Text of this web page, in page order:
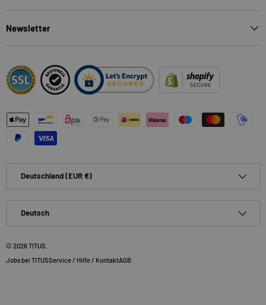
Newsletter
Zahlungsmethoden
Deutschland (EUR €)
Deutsch
© 2026TITUS
Jobs bei TITUSService / Hilfe / KontaktAGB